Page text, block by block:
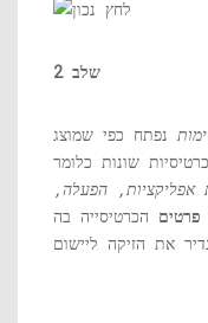
שלב 2
נפתח כפי שמוצג
שונות כלומר
אפליקציות, הפעלה,
פרטים הכרטיסייה בה